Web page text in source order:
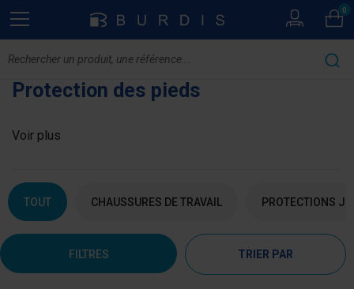
Protection des pieds
Voir plus
TOUT CHAUSSURES DE TRAVAIL PROTECTIONS
FILTRES TRIER PAR
0